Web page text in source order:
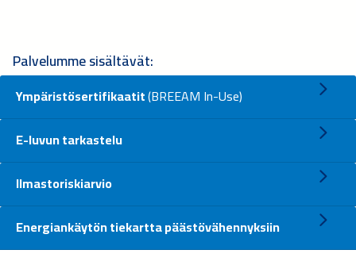
Palvelumme sisältävät:
Ympäristösertifikaatit(BREEAM In-Use)
E-luvun tarkastelu
Ilmastoriskiarvio
Energiankäytön tiekartta päästövähennyksiin